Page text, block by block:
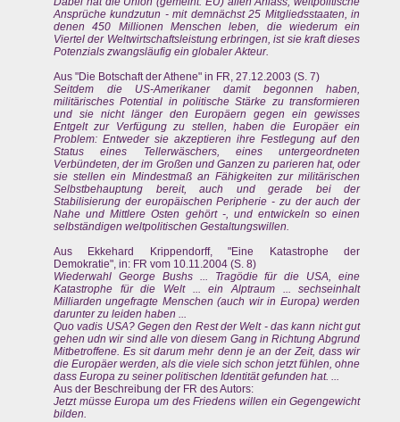
Ansprüche kundzutun - mit demnächst 25 Mitgliedsstaaten, in
denen 450 Millionen Menschen leben, die wiederum ein
Viertel der Weltwirtschaftsleistung erbringen, ist sie kraft dieses
Potenzials zwangsläufig ein globaler Akteur.
Aus "Die Botschaft der Athene" in FR, 27.12.2003 (S. 7)
Seitdem die US-Amerikaner damit begonnen haben,
militärisches Potential in politische Stärke zu transformieren
und sie nicht länger den Europäern gegen ein gewisses
Entgelt zur Verfügung zu stellen, haben die Europäer ein
Problem: Entweder sie akzeptieren ihre Festlegung auf den
Status eines Tellerwäschers, eines untergeordneten
Verbündeten, der im Großen und Ganzen zu parieren hat, oder
sie stellen ein Mindestmaß an Fähigkeiten zur militärischen
Selbstbehauptung bereit, auch und gerade bei der
Stabilisierung der europäischen Peripherie - zu der auch der
Nahe und Mittlere Osten gehört -, und entwickeln so einen
selbständigen weltpolitischen Gestaltungswillen.
Aus Ekkehard Krippendorff, "Eine Katastrophe der
Demokratie", in: FR vom 10.11.2004 (S. 8)
Wiederwahl George Bushs ... Tragödie für die USA, eine
Katastrophe für die Welt ... ein Alptraum ... sechseinhalt
Milliarden ungefragte Menschen (auch wir in Europa) werden
darunter zu leiden haben ...
Quo vadis USA? Gegen den Rest der Welt - das kann nicht gut
gehen udn wir sind alle von diesem Gang in Richtung Abgrund
Mitbetroffene. Es sit darum mehr denn je an der Zeit, dass wir
die Europäer werden, als die viele sich schon jetzt fühlen, ohne
dass Europa zu seiner politischen Identität gefunden hat. ...
Aus der Beschreibung der FR des Autors:
Jetzt müsse Europa um des Friedens willen ein Gegengewicht
bilden.